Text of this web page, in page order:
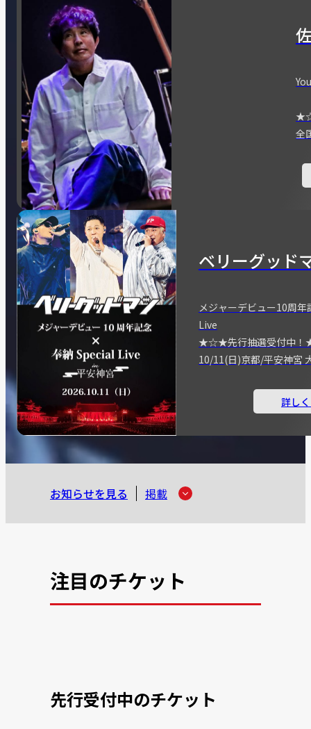
全
ベリーグッド
メジャーデビュー10周
Live
★☆★先行抽選受付中
10/11(日)京都/平安神宮
詳し
お知らせを見る 掲載
注目のチケット
先行受付中のチケット